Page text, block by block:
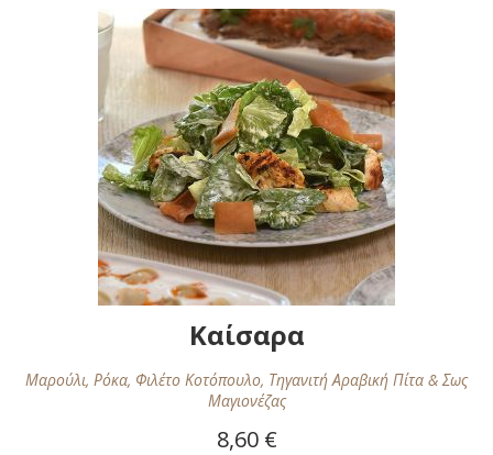
Λίστα
Επιθυμιών
Καίσαρα
Μαρούλι, Ρόκα, Φιλέτο Κοτόπουλο, Τηγανιτή Αραβική Πίτα & Σως
Μαγιονέζας
8,60 €